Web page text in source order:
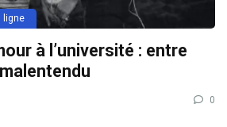
ligne
à l’université : entre
0